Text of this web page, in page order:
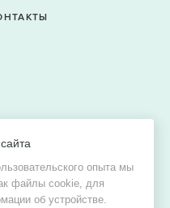
опыта мы
файлы cookie, для
об устройстве.